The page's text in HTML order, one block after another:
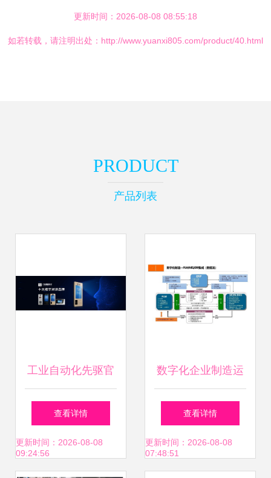
更新时间：2026-08-08 08:55:18
如若转载，请注明出处：http://www.yuanxi805.com/product/40.html
PRODUCT
产品列表
工业自动化先驱官
利强 以匠心铸就智
造未来
查看详情
更新时间：2026-08-08
09:24:56
数字化企业制造运
营管理设计方案 制
造运营管理 mom
查看详情
更新时间：2026-08-08
07:48:51